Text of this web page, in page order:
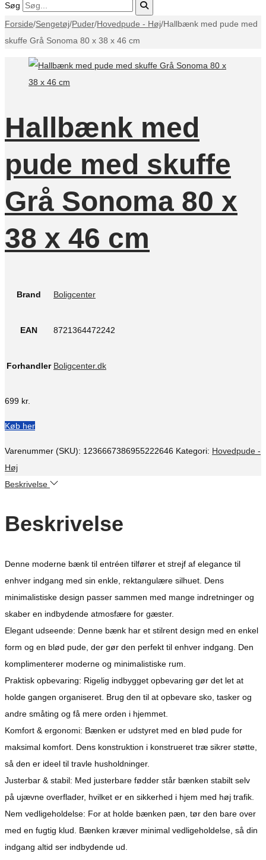
Søg
Forside/Sengetøj/Puder/Hovedpude - Høj/Hallbænk med pude med
skuffe Grå Sonoma 80 x 38 x 46 cm
Hallbænk med
pude med skuffe
Grå Sonoma 80 x
38 x 46 cm
Brand Boligcenter
EAN 8721364472242
Forhandler Boligcenter.dk
699 kr.
Køb her
Varenummer (SKU): 1236667386955222646 Kategori: Hovedpude -
Høj
Beskrivelse
Beskrivelse
Denne moderne bænk til entréen tilfører et strejf af elegance til
enhver indgang med sin enkle, rektangulære silhuet. Dens
minimalistiske design passer sammen med mange indretninger og
skaber en indbydende atmosfære for gæster.
Elegant udseende: Denne bænk har et stilrent design med en enkel
form og en blød pude, der gør den perfekt til enhver indgang. Den
komplimenterer moderne og minimalistiske rum.
Praktisk opbevaring: Rigelig indbygget opbevaring gør det let at
holde gangen organiseret. Brug den til at opbevare sko, tasker og
andre småting og få mere orden i hjemmet.
Komfort & ergonomi: Bænken er udstyret med en blød pude for
maksimal komfort. Dens konstruktion i konstrueret træ sikrer støtte,
så den er ideel til travle husholdninger.
Justerbar & stabil: Med justerbare fødder står bænken stabilt selv
på ujævne overflader, hvilket er en sikkerhed i hjem med høj trafik.
Nem vedligeholdelse: For at holde bænken pæn, tør den bare over
med en fugtig klud. Bænken kræver minimal vedligeholdelse, så din
indgang altid ser indbydende ud.